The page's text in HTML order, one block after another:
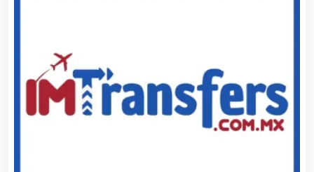
Audios para Eventos